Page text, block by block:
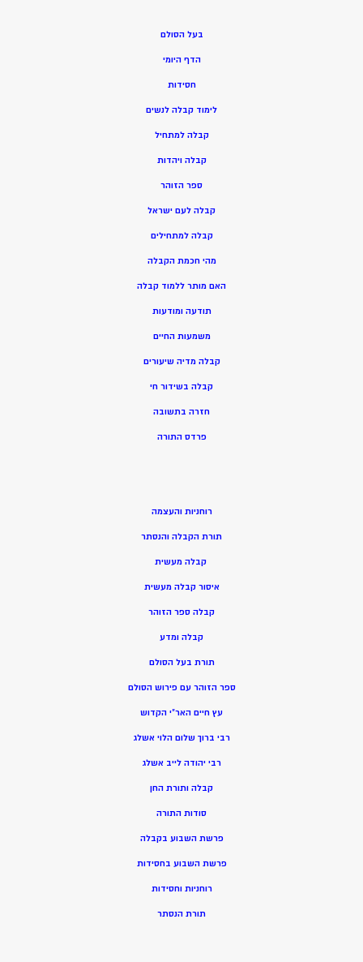
בעל הסולם
הדף היומי
חסידות
לימוד קבלה לנשים
קבלה למתחיל
קבלה ויהדות
ספר הזוהר
קבלה לעם ישראל
קבלה למתחילים
מהי חכמת הקבלה
האם מותר ללמוד קבלה
תודעה ומודעות
משמעות החיים
קבלה מדיה שיעורים
קבלה בשידור חי
חזרה בתשובה
פרדס התורה
רוחניות והעצמה
תורת הקבלה והנסתר
קבלה מעשית
איסור קבלה מעשית
קבלה ספר הזוהר
קבלה ומדע
תורת בעל הסולם
ספר הזוהר עם פירוש הסולם
עץ חיים האר”י הקדוש
רבי ברוך שלום הלוי אשלג
רבי יהודה לייב אשלג
קבלה ותורת החן
סודות התורה
פרשת השבוע בקבלה
פרשת השבוע בחסידות
רוחניות וחסידות
תורת הנסתר